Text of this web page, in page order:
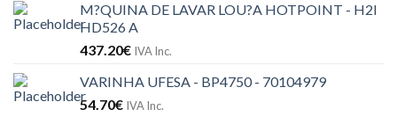
M?QUINA DE LAVAR LOU?A HOTPOINT - H2I
HD526 A
437.20€ IVA Inc.
VARINHA UFESA - BP4750 - 70104979
54.70€ IVA Inc.